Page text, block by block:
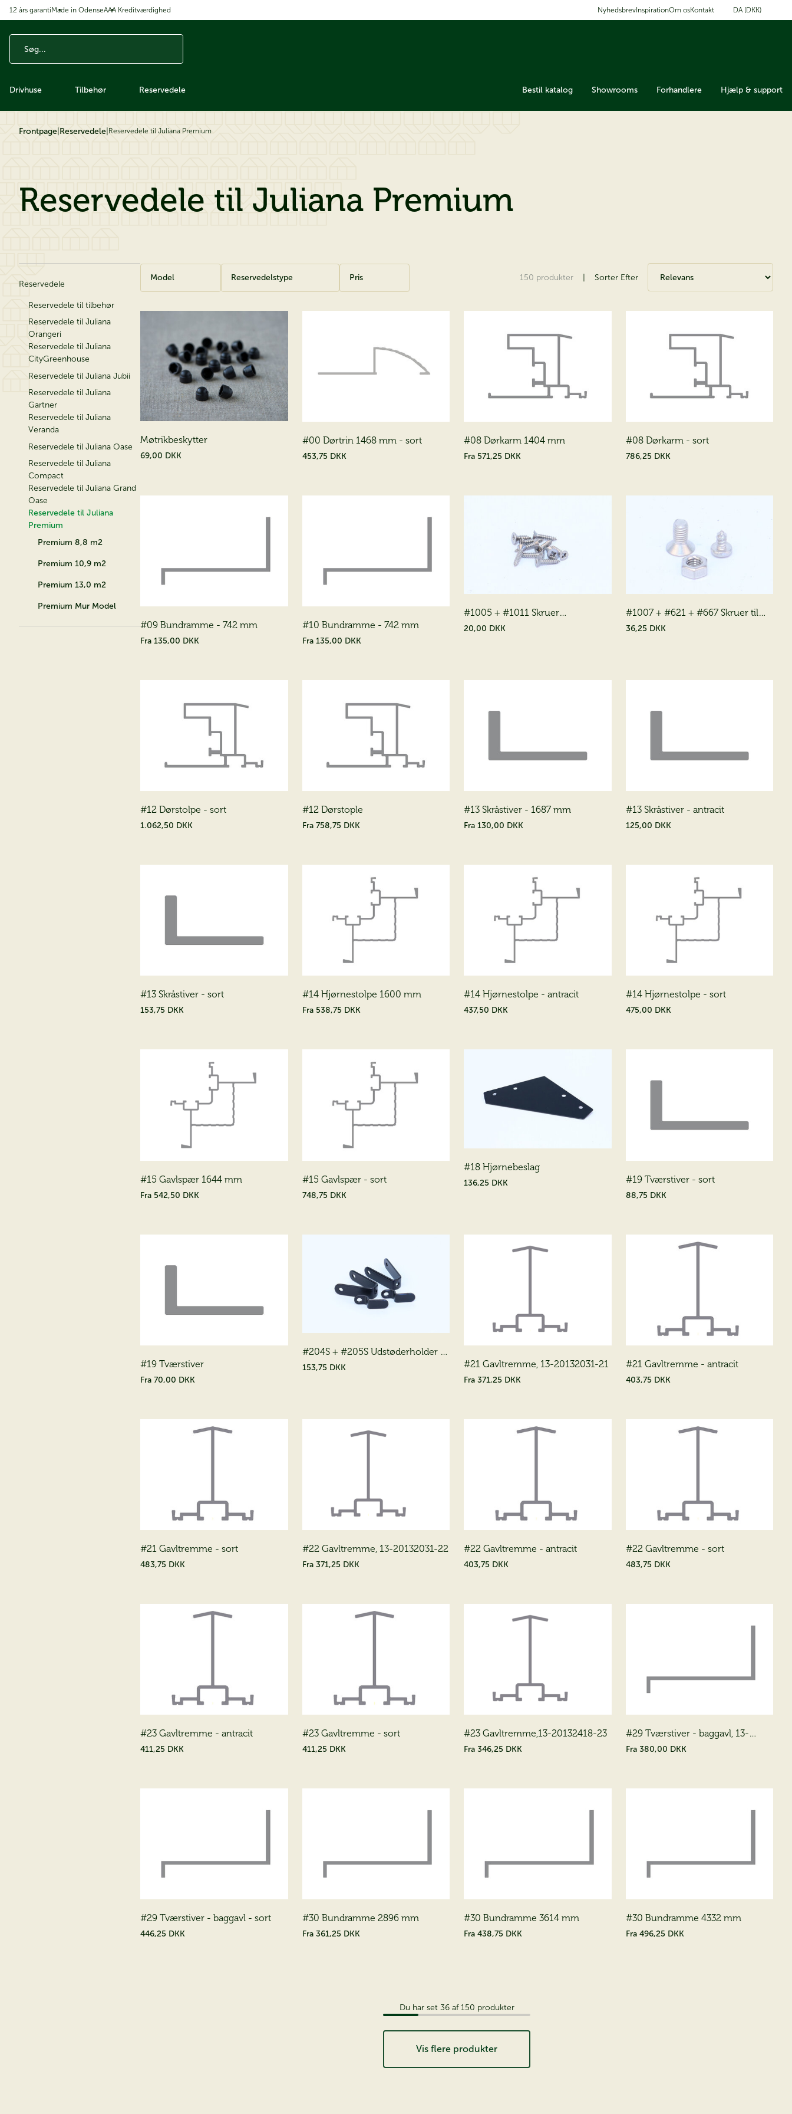
På jagt efter dit
drømmedrivhus?
Bestil vores nye Juliana katalog – helt gratis & find dit drivhus i dag.
til indhold
12 års garantiMade in OdenseAAA Kreditværdighed Nyhedsbrev InspirationOm osKontakt DA (DKK)
Drivhuse Tilbehør Reservedele Bestil katalog Showrooms Forhandlere Hjælp & support
Frontpage Reservedele Reservedele til Juliana Premium
Reservedele til Juliana Premium
Reservedele
Reservedele til tilbehør
Reservedele til Juliana
Orangeri
Reservedele til Juliana
CityGreenhouse
Reservedele til Juliana Jubii
Reservedele til Juliana
Gartner
Reservedele til Juliana
Veranda
Reservedele til Juliana Oase
Reservedele til Juliana
Compact
Reservedele til Juliana Grand
Oase
Reservedele til Juliana
Premium
Premium 8,8 m2
Premium 10,9 m2
Premium 13,0 m2
Premium Mur Model
Model Reservedelstype Pris 150 produkter Sorter Efter
Møtrikbeskytter
69,00 DKK
#00 Dørtrin 1468 mm - sort
453,75 DKK
#08 Dørkarm 1404 mm
Fra 571,25 DKK
#08 Dørkarm - sort
786,25 DKK
#09 Bundramme - 742 mm
Fra 135,00 DKK
#10 Bundramme - 742 mm
Fra 135,00 DKK
#1005 + #1011 Skruer
(2*00401011)(8*00401005)
20,00 DKK
#1007 + #621 + #667 Skruer til
Hus
36,25 DKK
#12 Dørstolpe - sort
1.062,50 DKK
#12 Dørstople
Fra 758,75 DKK
#13 Skråstiver - 1687 mm
Fra 130,00 DKK
#13 Skråstiver - antracit
125,00 DKK
#13 Skråstiver - sort
153,75 DKK
#14 Hjørnestolpe 1600 mm
Fra 538,75 DKK
#14 Hjørnestolpe - antracit
437,50 DKK
#14 Hjørnestolpe - sort
475,00 DKK
#15 Gavlspær 1644 mm
Fra 542,50 DKK
#15 Gavlspær - sort
748,75 DKK
#18 Hjørnebeslag
136,25 DKK #19 Tværstiver - sort
88,75 DKK
#19 Tværstiver
Fra 70,00 DKK
#204S + #205S Udstøderholder -
U-Beslag
153,75 DKK #21 Gavltremme, 13-20132031-21
Fra 371,25 DKK
#21 Gavltremme - antracit
403,75 DKK
#21 Gavltremme - sort
483,75 DKK
#22 Gavltremme, 13-20132031-22
Fra 371,25 DKK
#22 Gavltremme - antracit
403,75 DKK
#22 Gavltremme - sort
483,75 DKK
#23 Gavltremme - antracit
411,25 DKK
#23 Gavltremme - sort
411,25 DKK
#23 Gavltremme,13-20132418-23
Fra 346,25 DKK
#29 Tværstiver - baggavl, 13-
10022884-29
Fra 380,00 DKK
#29 Tværstiver - baggavl - sort
446,25 DKK
#30 Bundramme 2896 mm
Fra 361,25 DKK
#30 Bundramme 3614 mm
Fra 438,75 DKK
#30 Bundramme 4332 mm
Fra 496,25 DKK
Du har set 36 af 150 produkter
Vis flere produkter